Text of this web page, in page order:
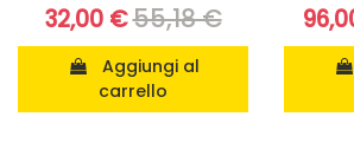
32,00 €55,18 €
carrello